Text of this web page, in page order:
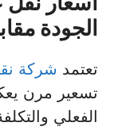
الجودة
تعتمد شركة
تسعير مرن
الفعلي